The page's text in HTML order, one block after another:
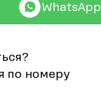
WhatsApp
по номеру